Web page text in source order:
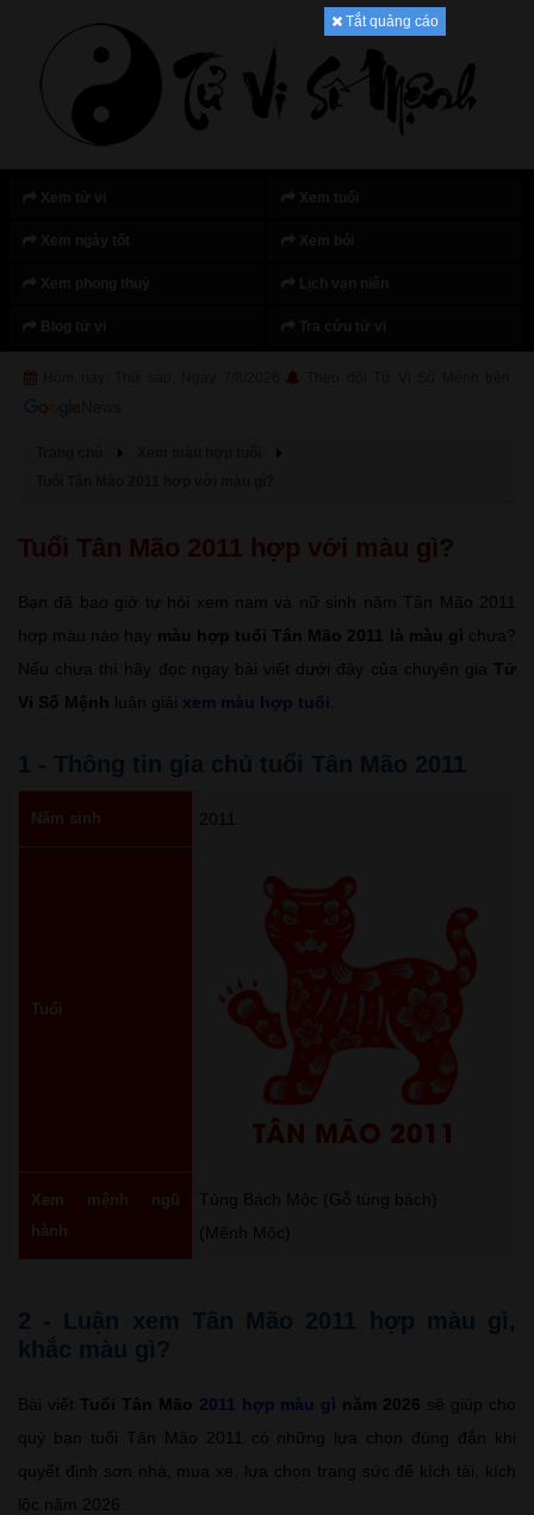
Tắt quảng cáo
Tuổi Tân Mão 2011 hợp với màu gì?
Bạn đã bao giờ tự hỏi xem nam và nữ sinh năm Tân Mão 2011
hợp màu nào hay màu hợp tuổi Tân Mão 2011 là màu gì chưa?
Nếu chưa thì hãy đọc ngay bài viết dưới đây của chuyên gia Tử
Vi Số Mệnh luận giải xem màu hợp tuổi
1 - Thông tin gia chủ tuổi Tân Mão 2011
Năm sinh 2011
Tuổi
TÂN MÃO 2011
Xem mệnh ngũ
hành
Tùng Bách Mộc (Gỗ tùng bách)
(Mệnh Mộc)
2 - Luận xem Tân Mão 2011 hợp màu gì,
khắc màu gì?
Bài viết Tuổi Tân Mão 2011 hợp màu gì năm 2026 sẽ giúp cho
quý bạn tuổi Tân Mão 2011 có những lựa chọn đúng đắn khi
quyết định sơn nhà, mua xe, lựa chọn trang sức để kích tài, kích
lộc năm 2026.